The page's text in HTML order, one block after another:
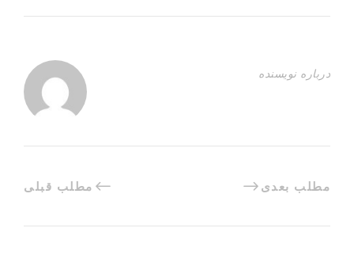
درباره نویسنده
مطلب قبلی مطلب بعدی